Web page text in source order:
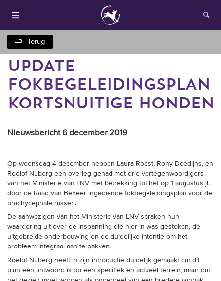
Fokken met je hond
Onze websites
Opleidingen en
trainingen
Zoek een vereniging
Activiteiten agenda
Terug
UPDATE
FOKBEGELEIDINGSPLAN
KORTSNUITIGE HONDEN
Nieuwsbericht 6 december 2019
Op woensdag 4 december hebben Laura Roest, Rony Doedijns, en
Roelof Nuberg een overleg gehad met drie vertegenwoordigers
van het Ministerie van LNV met betrekking tot het op 1 augustus jl.
door de Raad van Beheer ingediende fokbegeleidingsplan voor de
brachycephale rassen.
De aanwezigen van het Ministerie van LNV spraken hun
waardering uit over de inspanning die hier in was gestoken, de
uitgebreide onderbouwing en de duidelijke intentie om het
probleem integraal aan te pakken.
Roelof Nuberg heeft in zijn introductie duidelijk gemaakt dat dit
plan een antwoord is op een specifiek en actueel terrein, maar dat